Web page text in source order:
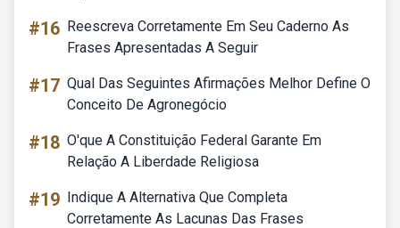
#16 Reescreva Corretamente Em Seu Caderno As
Frases Apresentadas A Seguir
#17 Qual Das Seguintes Afirmações Melhor Define O
Conceito De Agronegócio
#18 O'que A Constituição Federal Garante Em
Relação A Liberdade Religiosa
#19 Indique A Alternativa Que Completa
Corretamente As Lacunas Das Frases